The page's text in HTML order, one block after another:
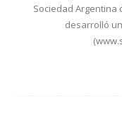
Sociedad Argentina
desarrolló